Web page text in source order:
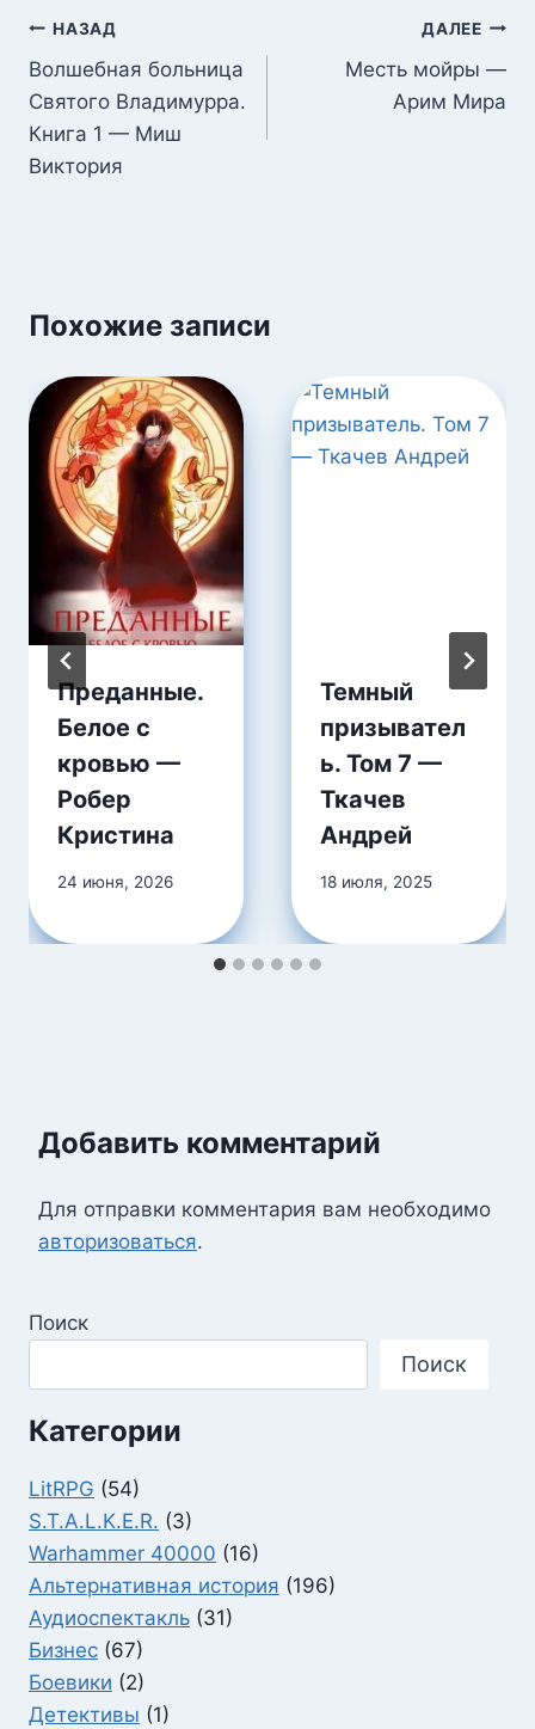
Навигация
по
записям
НАЗАД
Волшебная больница
Святого Владимурра.
Книга 1 — Миш
Виктория
ДАЛЕЕ
Месть мойры —
Арим Мира
Похожие записи
Преданные.
Белое с
кровью —
Робер
Кристина
24 июня, 2026
Темный
призывател
ь. Том 7 —
Ткачев
Андрей
18 июля, 2025
Добавить комментарий
Для отправки комментария вам необходимо
авторизоваться.
Поиск
Поиск
Категории
LitRPG (54)
S.T.A.L.K.E.R. (3)
Warhammer 40000 (16)
Альтернативная история (196)
Аудиоспектакль (31)
Бизнес (67)
Боевики (2)
Детективы (1)